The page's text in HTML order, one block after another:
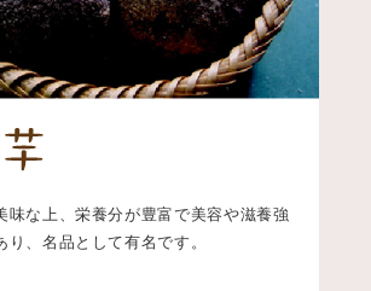
味な上、栄養分が豊富で美容や滋養強
り、名品として有名です。